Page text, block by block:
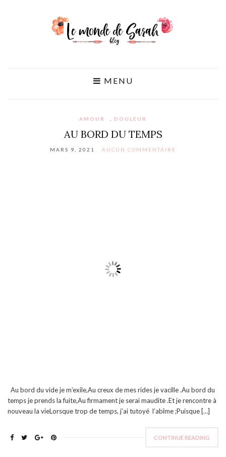
MENU
AMOUR DOULEUR
AU BORD DU TEMPS
MARS 9, 2021 AUCUN COMMENTAIRE
Au bord du vide je m’exile,Au creux de mes rides je vacille .Au bord du
temps je prends la fuite,Au firmament je serai maudite .Et je rencontre à
nouveau la vieLorsque trop de temps, j’ai tutoyé l’abîme ;Puisque […]
CONTINUE READING